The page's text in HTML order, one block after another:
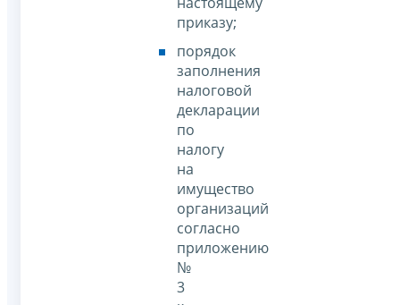
приказу;
порядок
заполнения
налоговой
декларации
по
налогу
на
имущество
организаций
согласно
приложению
№
3